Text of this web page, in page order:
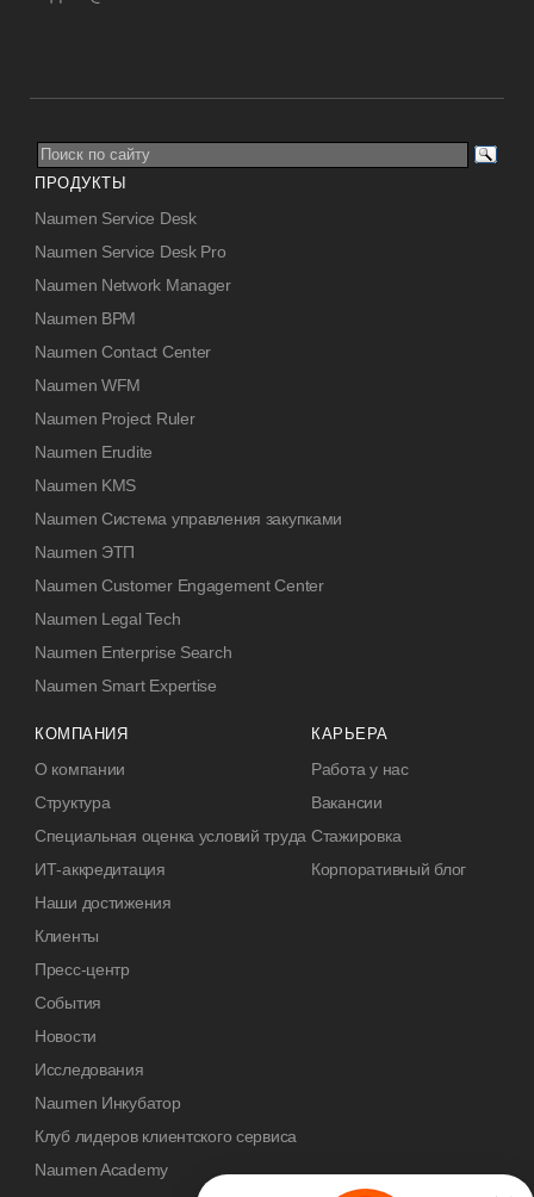
ПРОДУКТЫ
Naumen Service Desk
Naumen Service Desk Pro
Naumen Network Manager
Naumen BPM
Naumen Contact Center
Naumen WFM
Naumen Project Ruler
Naumen Erudite
Naumen KMS
Naumen Система управления закупками
Naumen ЭТП
Naumen Customer Engagement Center
Naumen Legal Tech
Naumen Enterprise Search
Naumen Smart Expertise
КОМПАНИЯ
О компании
Структура
Специальная оценка условий труда
ИТ-аккредитация
Наши достижения
Клиенты
Пресс-центр
События
Новости
Исследования
Naumen Инкубатор
Клуб лидеров клиентского сервиса
Naumen Academy
КАРЬЕРА
Работа у нас
Вакансии
Стажировка
Корпоративный блог